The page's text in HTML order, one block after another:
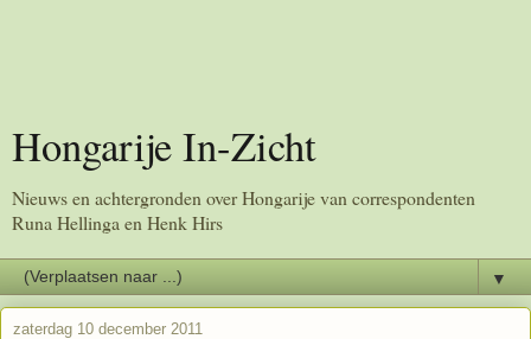
Hongarije In-Zicht
Nieuws en achtergronden over Hongarije van correspondenten
Runa Hellinga en Henk Hirs
▼
zaterdag 10 december 2011